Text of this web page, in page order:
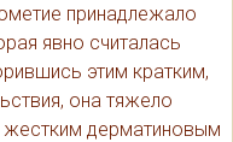
принадлежало
явно считалась
этим кратким,
она тяжело
жестким дерматиновым